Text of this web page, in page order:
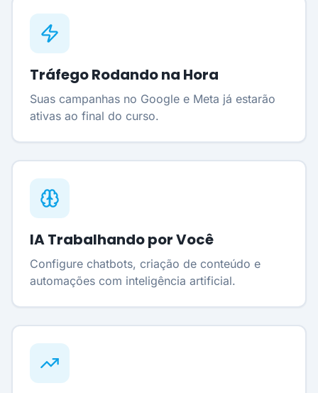
Tráfego Rodando na Hora
Suas campanhas no Google e Meta já estarão
ativas ao final do curso.
IA Trabalhando por Você
Configure chatbots, criação de conteúdo e
automações com inteligência artificial.